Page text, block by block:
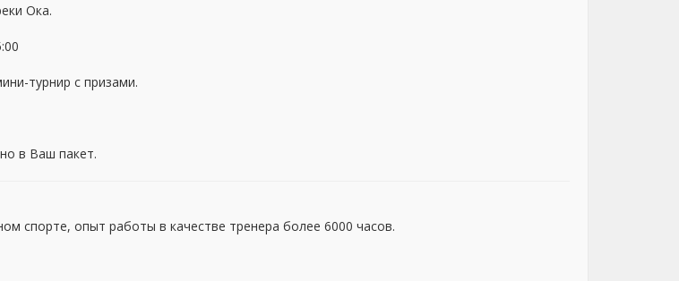
Ока.
турнир с призами.
в Ваш пакет.
спорте, опыт работы в качестве тренера более 6000 часов.